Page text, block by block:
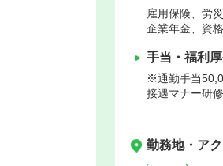
雇用保険、労
企業年金、資
手当・福利
※通勤手当
接遇マナー研
勤務地・ア